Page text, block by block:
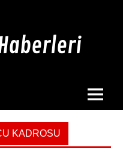
KADROSU